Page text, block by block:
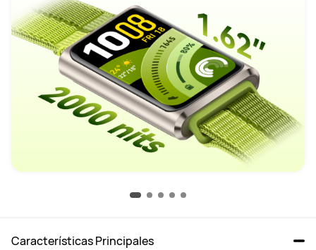
Características Principales